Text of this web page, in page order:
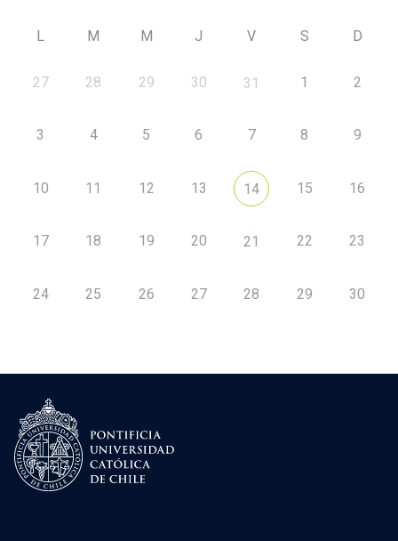
L M M J V S D
27 28 29 30 31 1 2
3 4 5 6 7 8 9
10 11 12 13 14 15 16
17 18 19 20 21 22 23
24 25 26 27 28 29 30